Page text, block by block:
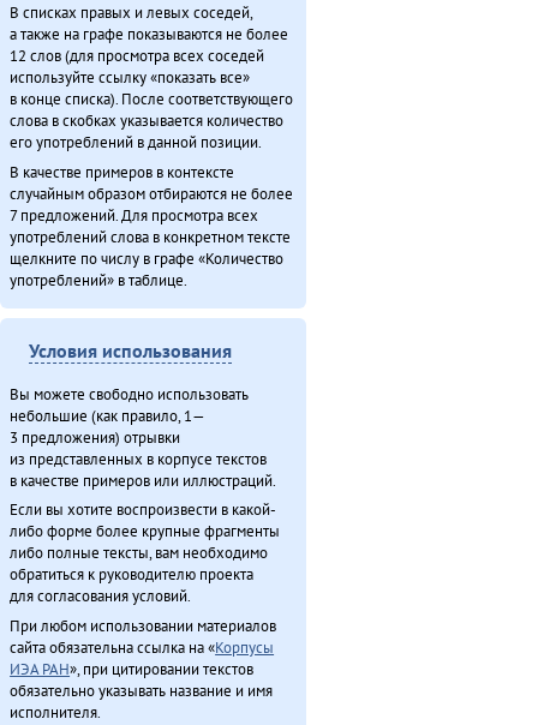
В списках правых и левых соседей,
а также на графе показываются не более
12 слов (для просмотра всех соседей
используйте ссылку «показать все»
в конце списка). После соответствующего
слова в скобках указывается количество
его употреблений в данной позиции.
В качестве примеров в контексте
случайным образом отбираются не более
7 предложений. Для просмотра всех
употреблений слова в конкретном тексте
щелкните по числу в графе «Количество
употреблений» в таблице.
Условия использования
Вы можете свободно использовать
небольшие (как правило, 1—
3 предложения) отрывки
из представленных в корпусе текстов
в качестве примеров или иллюстраций.
Если вы хотите воспроизвести в какой-
либо форме более крупные фрагменты
либо полные тексты, вам необходимо
обратиться к руководителю проекта
для согласования условий.
При любом использовании материалов
сайта обязательна ссылка на «Корпусы
ИЭА РАН», при цитировании текстов
обязательно указывать название и имя
исполнителя.